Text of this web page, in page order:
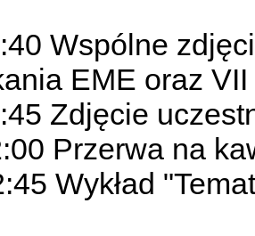
Wspólne
EME oraz
Zdjęcie
Przerwa na
Wykład